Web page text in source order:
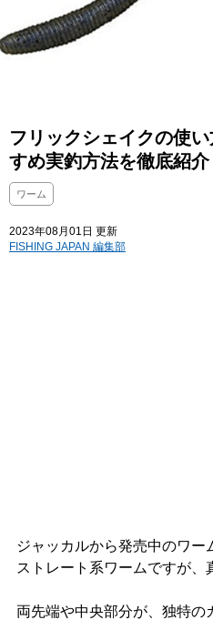
フリックシェイクの使
すめ実釣方法を徹底紹介
ワーム
2023年08月01日 更新
FISHING JAPAN 編集部
ジャッカルから発売中のワー
ストレート系ワームですが、
両先端や中央部分が、独特の